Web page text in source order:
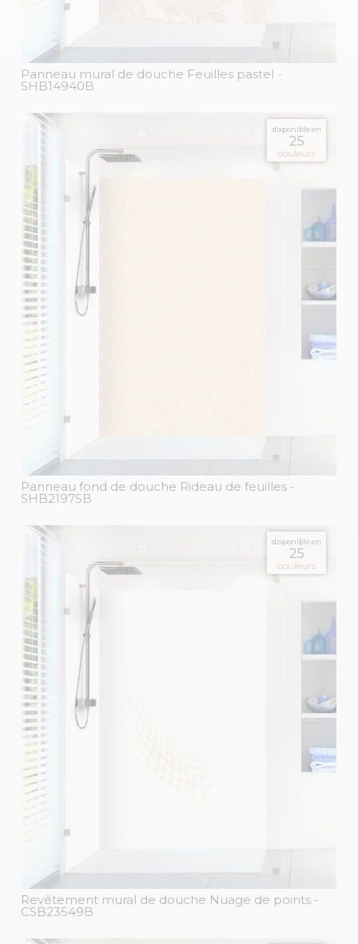
Panneau mural de douche Feuilles pastel -
SHB14940B
disponible en
25
couleurs
Panneau fond de douche Rideau de feuilles -
SHB21975B
disponible en
25
couleurs
Revêtement mural de douche Nuage de points -
CSB23549B